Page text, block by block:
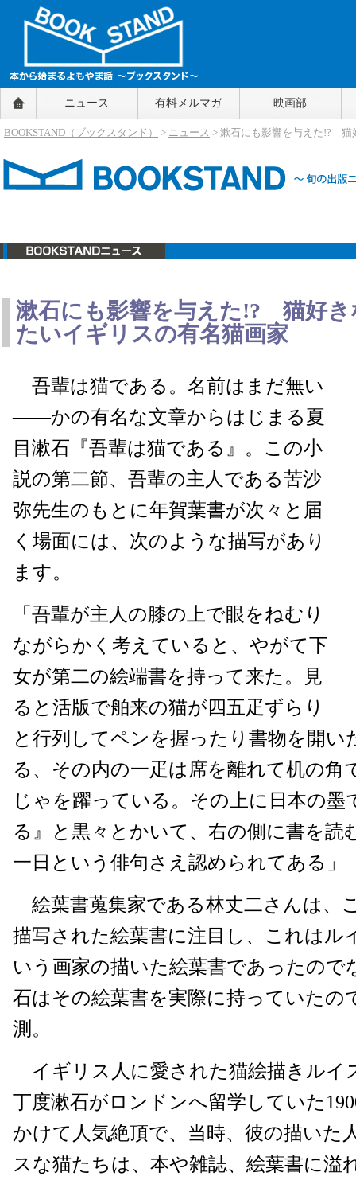
BOOKSTAND（ブックスタンド）
～本から始まるよもやま話～
BOOKSTAND（ブ
ニュース 有料メルマガ 映画部
BOOKSTAND（ブックスタンド） > ニュース > 漱石にも影響を与えた!? 猫
漱石にも影響を与えた!? 猫好き
たいイギリスの有名猫画家
吾輩は猫である。名前はまだ無い
――かの有名な文章からはじまる夏
目漱石『吾輩は猫である』。この小
説の第二節、吾輩の主人である苦沙
弥先生のもとに年賀葉書が次々と届
く場面には、次のような描写があり
ます。
「吾輩が主人の膝の上で眼をねむり
ながらかく考えていると、やがて下
女が第二の絵端書を持って来た。見
ると活版で舶来の猫が四五疋ずらり
と行列してペンを握ったり書物を開い
る、その内の一疋は席を離れて机の角
じゃを躍っている。その上に日本の墨
る』と黒々とかいて、右の側に書を読
一日という俳句さえ認められてある」
絵葉書蒐集家である林丈二さんは、
描写された絵葉書に注目し、これはル
いう画家の描いた絵葉書であったので
石はその絵葉書を実際に持っていたの
測。
イギリス人に愛された猫絵描きルイ
丁度漱石がロンドンへ留学していた
かけて人気絶頂で、当時、彼の描いた
スな猫たちは、本や雑誌、絵葉書に溢